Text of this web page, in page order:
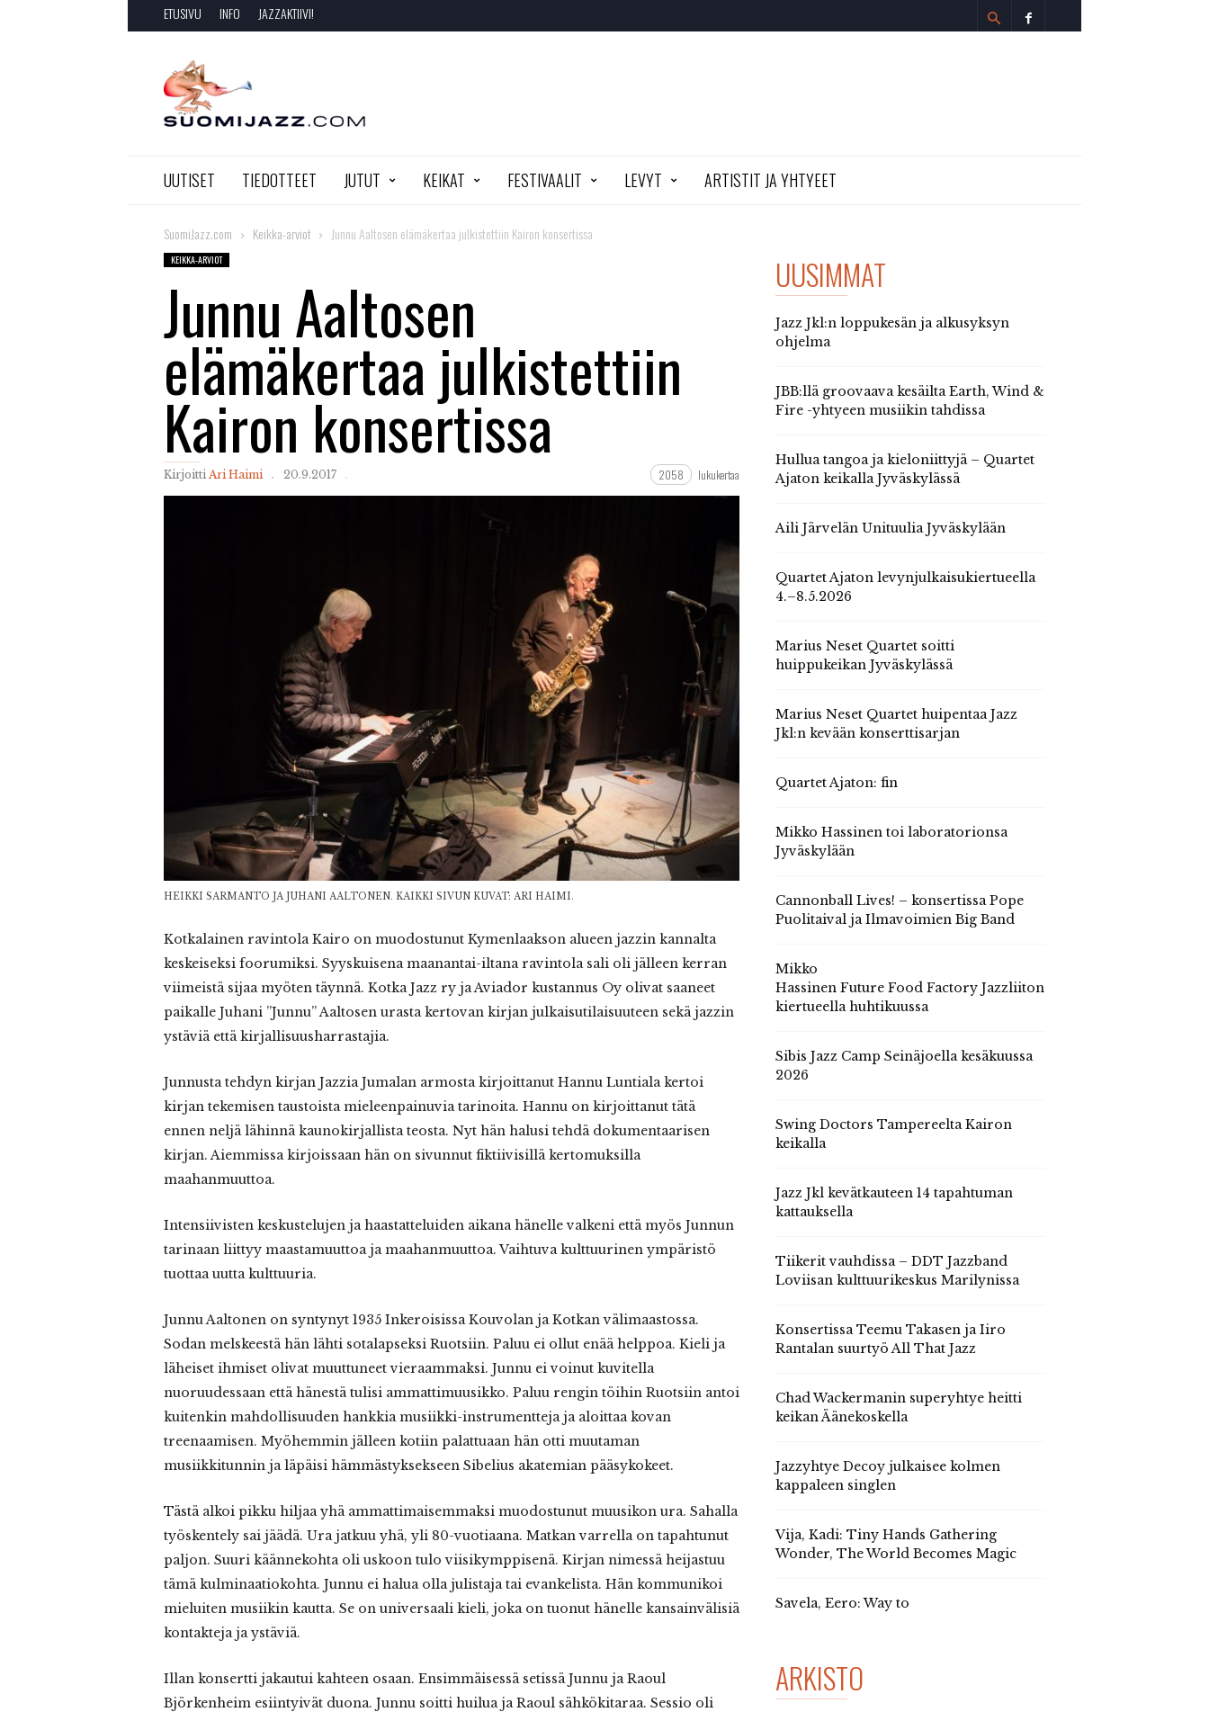
ETUSIVU INFO JAZZAKTIIVI!
SuomiJazz.com
UUTISET TIEDOTTEET JUTUT KEIKAT FESTIVAALIT LEVYT ARTISTIT JA YHTYEET
SuomiJazz.com Keikka-arviot Junnu Aaltosen elämäkertaa julkistettiin Kairon konsertissa
KEIKKA-ARVIOT
Junnu Aaltosen
elämäkertaa julkistettiin
Kairon konsertissa
Kirjoitti Ari Haimi 20.9.2017 2058 lukukertaa
HEIKKI SARMANTO JA JUHANI AALTONEN. KAIKKI SIVUN KUVAT: ARI HAIMI.
Kotkalainen ravintola Kairo on muodostunut Kymenlaakson alueen jazzin kannalta
keskeiseksi foorumiksi. Syyskuisena maanantai-iltana ravintola sali oli jälleen kerran
viimeistä sijaa myöten täynnä. Kotka Jazz ry ja Aviador kustannus Oy olivat saaneet
paikalle Juhani ”Junnu” Aaltosen urasta kertovan kirjan julkaisutilaisuuteen sekä jazzin
ystäviä että kirjallisuusharrastajia.
Junnusta tehdyn kirjan Jazzia Jumalan armosta kirjoittanut Hannu Luntiala kertoi
kirjan tekemisen taustoista mieleenpainuvia tarinoita. Hannu on kirjoittanut tätä
ennen neljä lähinnä kaunokirjallista teosta. Nyt hän halusi tehdä dokumentaarisen
kirjan. Aiemmissa kirjoissaan hän on sivunnut fiktiivisillä kertomuksilla
maahanmuuttoa.
Intensiivisten keskustelujen ja haastatteluiden aikana hänelle valkeni että myös Junnun
tarinaan liittyy maastamuuttoa ja maahanmuuttoa. Vaihtuva kulttuurinen ympäristö
tuottaa uutta kulttuuria.
Junnu Aaltonen on syntynyt 1935 Inkeroisissa Kouvolan ja Kotkan välimaastossa.
Sodan melskeestä hän lähti sotalapseksi Ruotsiin. Paluu ei ollut enää helppoa. Kieli ja
läheiset ihmiset olivat muuttuneet vieraammaksi. Junnu ei voinut kuvitella
nuoruudessaan että hänestä tulisi ammattimuusikko. Paluu rengin töihin Ruotsiin antoi
kuitenkin mahdollisuuden hankkia musiikki-instrumentteja ja aloittaa kovan
treenaamisen. Myöhemmin jälleen kotiin palattuaan hän otti muutaman
musiikkitunnin ja läpäisi hämmästyksekseen Sibelius akatemian pääsykokeet.
Tästä alkoi pikku hiljaa yhä ammattimaisemmaksi muodostunut muusikon ura. Sahalla
työskentely sai jäädä. Ura jatkuu yhä, yli 80-vuotiaana. Matkan varrella on tapahtunut
paljon. Suuri käännekohta oli uskoon tulo viisikymppisenä. Kirjan nimessä heijastuu
tämä kulminaatiokohta. Junnu ei halua olla julistaja tai evankelista. Hän kommunikoi
mieluiten musiikin kautta. Se on universaali kieli, joka on tuonut hänelle kansainvälisiä
kontakteja ja ystäviä.
Illan konsertti jakautui kahteen osaan. Ensimmäisessä setissä Junnu ja Raoul
Björkenheim esiintyivät duona. Junnu soitti huilua ja Raoul sähkökitaraa. Sessio oli
UUSIMMAT
Jazz Jkl:n loppukesän ja alkusyksyn
ohjelma
JBB:llä groovaava kesäilta Earth, Wind &
Fire -yhtyeen musiikin tahdissa
Hullua tangoa ja kieloniittyjä – Quartet
Ajaton keikalla Jyväskylässä
Aili Järvelän Unituulia Jyväskylään
Quartet Ajaton levynjulkaisukiertueella
4.–8.5.2026
Marius Neset Quartet soitti
huippukeikan Jyväskylässä
Marius Neset Quartet huipentaa Jazz
Jkl:n kevään konserttisarjan
Quartet Ajaton: fin
Mikko Hassinen toi laboratorionsa
Jyväskylään
Cannonball Lives! – konsertissa Pope
Puolitaival ja Ilmavoimien Big Band
Mikko
Hassinen Future Food Factory Jazzliiton
kiertueella huhtikuussa
Sibis Jazz Camp Seinäjoella kesäkuussa
2026
Swing Doctors Tampereelta Kairon
keikalla
Jazz Jkl kevätkauteen 14 tapahtuman
kattauksella
Tiikerit vauhdissa – DDT Jazzband
Loviisan kulttuurikeskus Marilynissa
Konsertissa Teemu Takasen ja Iiro
Rantalan suurtyö All That Jazz
Chad Wackermanin superyhtye heitti
keikan Äänekoskella
Jazzyhtye Decoy julkaisee kolmen
kappaleen singlen
Vija, Kadi: Tiny Hands Gathering
Wonder, The World Becomes Magic
Savela, Eero: Way to
ARKISTO